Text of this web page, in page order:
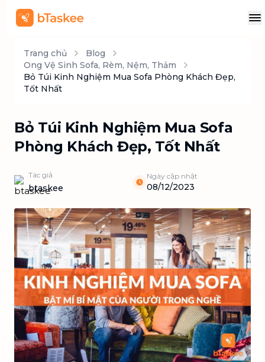
Trang chủ
Blog
Ong Vệ Sinh Sofa, Rèm, Nệm, Thảm
Bỏ Túi Kinh Nghiệm Mua Sofa Phòng Khách Đẹp,
Tốt Nhất
Bỏ Túi Kinh Nghiệm Mua Sofa
Phòng Khách Đẹp, Tốt Nhất
Tác giả
btaskee
Ngày cập nhật
08/12/2023